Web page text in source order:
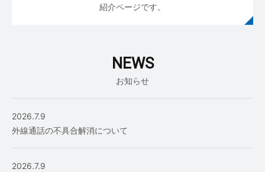
紹介ページです。
NEWS
お知らせ
2026.7.9
外線通話の不具合解消について
2026.7.9